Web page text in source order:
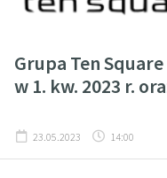
Grupa Ten
w 1. kw. 2023 r.
23.05.2023 14:00